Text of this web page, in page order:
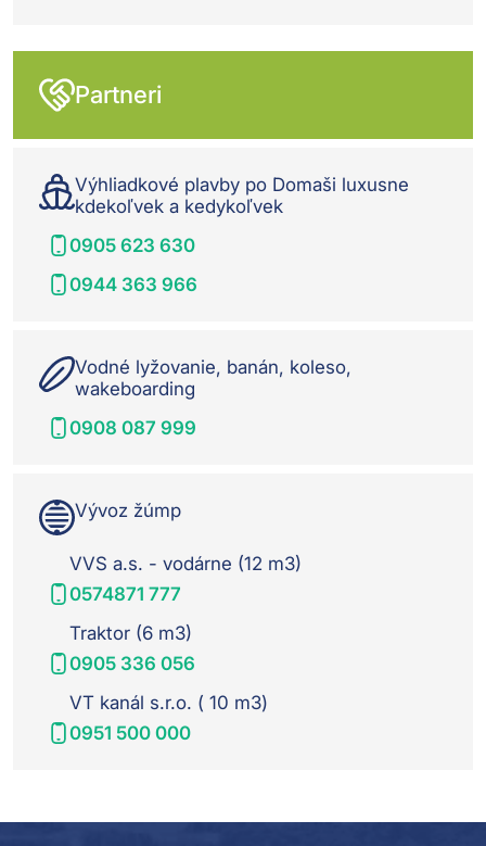
Partneri
Výhliadkové plavby po Domaši luxusne
kdekoľvek a kedykoľvek
0905 623 630
0944 363 966
Vodné lyžovanie, banán, koleso,
wakeboarding
0908 087 999
Vývoz žúmp
VVS a.s. - vodárne (12 m3)
0574871 777
Traktor (6 m3)
0905 336 056
VT kanál s.r.o. ( 10 m3)
0951 500 000